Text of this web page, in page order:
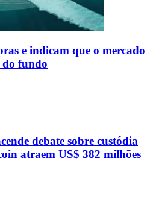
e indicam que o mercado
do fundo
debate sobre custódia
atraem US$ 382 milhões